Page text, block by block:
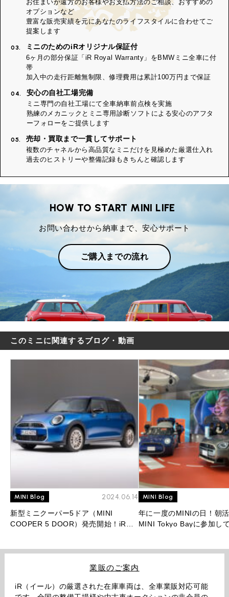
お住まいが遠方のお客様やお支払方法のご相談、おすすめの
オプションなど
豊富な販売実績を元にあなたのライフスタイルに合わせてご
提案します
03. ミニのためのiRオリジナル保証付
6ヶ月の部分保証「iR Royal Warranty」をBMWミニ全車に付
帯
加入中の走行距離無制限、修理費用は累計100万円まで保証
04. 安心の自社工場完備
ミニ専門の自社工場にて全車納車前点検を実施
熟練のメカニックとミニ専用診断ソフトによる安心のアフタ
ーフォローをご提供します
05. 売却・買取まで一貫してサポート
複数のチャネルから高品質なミニだけを見極めた厳選仕入れ
過去のヒストリーや整備記録もきちんと確認します
HOW TO START MINI LIFE
お問い合わせから納車まで、安心サポート
ご購入までの流れ
このミニに関連するブログ・動画
MINI Blog 2024.06.14
新型ミニクーパー5ドア（MINI
COOPER 5 DOOR）発売開始！iR人
MINI Blog
年に一度のMINIの日！朝
MINI Tokyo Bayに参加し
業販のご案内
iR（イール）の厳選された在庫車両は、全車業販対応可能